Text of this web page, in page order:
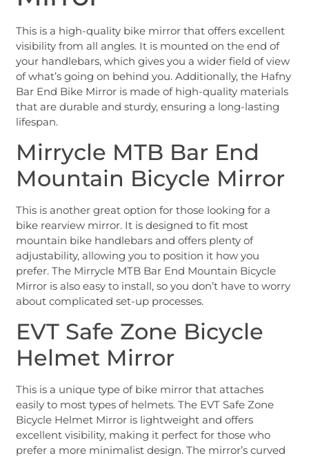
This is a high-quality bike mirror that offers excellent
visibility from all angles. It is mounted on the end of
your handlebars, which gives you a wider field of view
of what’s going on behind you. Additionally, the Hafny
Bar End Bike Mirror is made of high-quality materials
that are durable and sturdy, ensuring a long-lasting
lifespan.
Mirrycle MTB Bar End
Mountain Bicycle Mirror
This is another great option for those looking for a
bike rearview mirror. It is designed to fit most
mountain bike handlebars and offers plenty of
adjustability, allowing you to position it how you
prefer. The Mirrycle MTB Bar End Mountain Bicycle
Mirror is also easy to install, so you don’t have to worry
about complicated set-up processes.
EVT Safe Zone Bicycle
Helmet Mirror
This is a unique type of bike mirror that attaches
easily to most types of helmets. The EVT Safe Zone
Bicycle Helmet Mirror is lightweight and offers
excellent visibility, making it perfect for those who
prefer a more minimalist design. The mirror’s curved